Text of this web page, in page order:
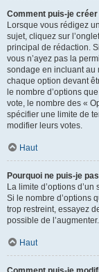
Comment puis-je créer
Lorsque vous rédigez
sujet, cliquez sur
principal de rédaction.
vous n’ayez pas la
sondage en incluant au
chaque option devant
le nombre d’options
vote, le nombre des «
spécifier une limite de
modifier leurs votes.
Haut
Pourquoi ne puis-je
La limite d’options
Si le nombre d’options
trop restreint, essayez
possible de l’augmenter.
Haut